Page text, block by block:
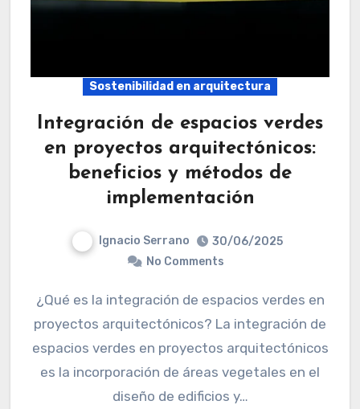
Sostenibilidad en arquitectura
Integración de espacios verdes
en proyectos arquitectónicos:
beneficios y métodos de
implementación
Ignacio Serrano
30/06/2025
No Comments
¿Qué es la integración de espacios verdes en
proyectos arquitectónicos? La integración de
espacios verdes en proyectos arquitectónicos
es la incorporación de áreas vegetales en el
diseño de edificios y…